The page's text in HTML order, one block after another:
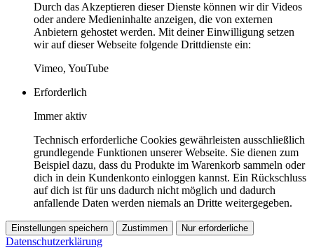
Durch das Akzeptieren dieser Dienste können wir dir Videos
oder andere Medieninhalte anzeigen, die von externen
Anbietern gehostet werden. Mit deiner Einwilligung setzen
wir auf dieser Webseite folgende Drittdienste ein:
Vimeo, YouTube
Erforderlich
Immer aktiv
Technisch erforderliche Cookies gewährleisten ausschließlich
grundlegende Funktionen unserer Webseite. Sie dienen zum
Beispiel dazu, dass du Produkte im Warenkorb sammeln oder
dich in dein Kundenkonto einloggen kannst. Ein Rückschluss
auf dich ist für uns dadurch nicht möglich und dadurch
anfallende Daten werden niemals an Dritte weitergegeben.
Einstellungen speichern Zustimmen Nur erforderliche
Datenschutzerklärung